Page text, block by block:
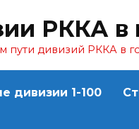
РККА в
пути дивизий РККА в
дивизии 1-100